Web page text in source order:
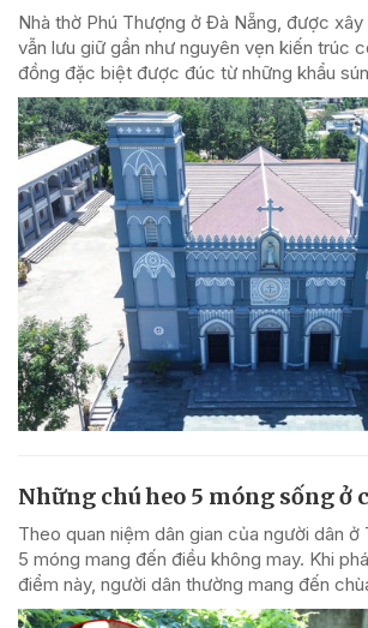
Nhà thờ Phú Thượng ở Đà Nẵng, được xây
vẫn lưu giữ gần như nguyên vẹn kiến trúc
đồng đặc biệt được đúc từ những khẩu
Những chú heo 5 móng sống ở
Theo quan niệm dân gian của người dân ở
5 móng mang đến điều không may. Khi
điểm này, người dân thường mang đến